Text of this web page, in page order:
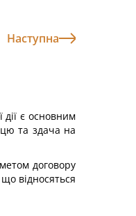
Наступна
дії є основним
та здача на
договору
відносяться